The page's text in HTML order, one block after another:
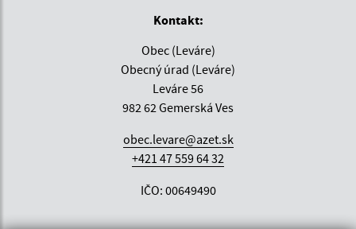
Kontakt:
Obec (Leváre)
Obecný úrad (Leváre)
Leváre 56
982 62 Gemerská Ves
obec.levare@azet.sk
+421 47 559 64 32
IČO: 00649490